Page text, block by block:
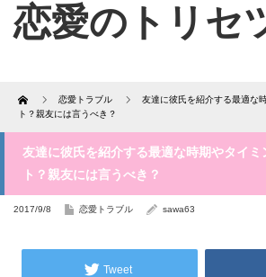
恋愛のトリセ
Home 恋愛トラブル
友達に彼氏を紹介する最適な
ト？親友には言うべき？
友達に彼氏を紹介する最適な時期やタイミ
ト？親友には言うべき？
2017/9/8 恋愛トラブル sawa63
Tweet